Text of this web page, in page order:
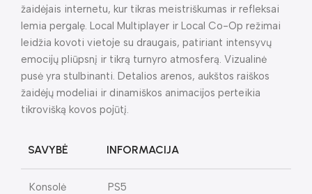
žaidėjais internetu, kur tikras meistriškumas ir refleksai
lemia pergalę. Local Multiplayer ir Local Co-Op režimai
leidžia kovoti vietoje su draugais, patiriant intensyvų
emocijų pliūpsnį ir tikrą turnyro atmosferą. Vizualinė
pusė yra stulbinanti. Detalios arenos, aukštos raiškos
žaidėjų modeliai ir dinamiškos animacijos perteikia
tikrovišką kovos pojūtį.
SAVYBĖ INFORMACIJA
Konsolė PS5